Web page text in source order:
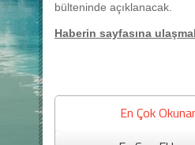
bülteninde açıklanacak.
Haberin sayfasına
En Çok